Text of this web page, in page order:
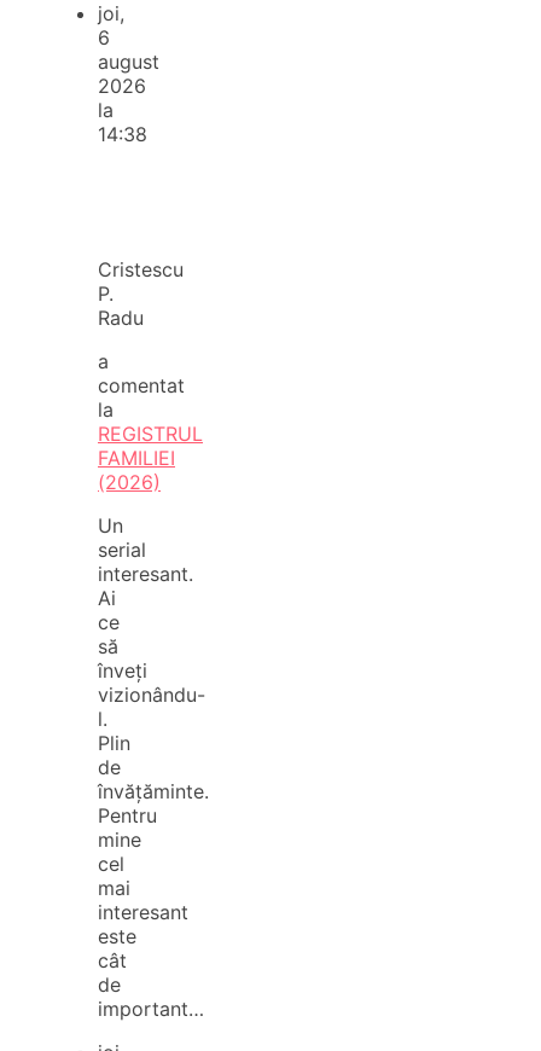
joi,
6
august
2026
la
14:38
Cristescu
P.
Radu
a
comentat
la
REGISTRUL
FAMILIEI
(2026)
Un
serial
interesant.
Ai
ce
să
înveți
vizionându-
l.
Plin
de
învățăminte.
Pentru
mine
cel
mai
interesant
este
cât
de
important…